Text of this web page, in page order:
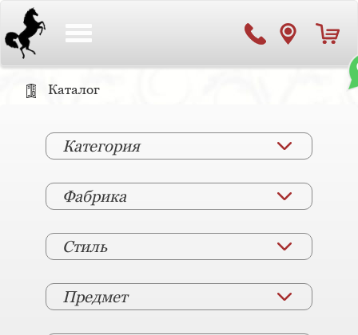
Каталог
Категория
Фабрика
Стиль
Предмет